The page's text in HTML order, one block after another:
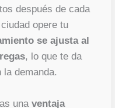
después de cada
opere tu
se ajusta al
, lo que te da
demanda.
una ventaja